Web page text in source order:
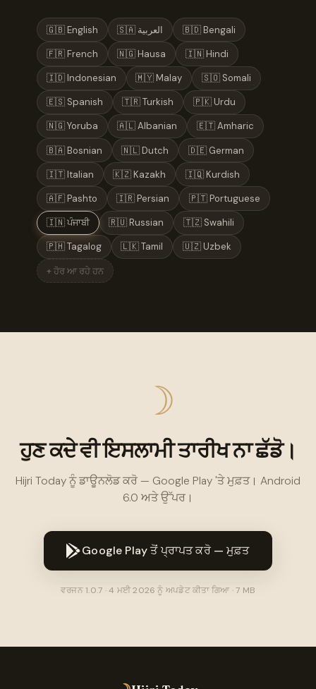
🇬🇧 English 🇸🇦 العربية 🇧🇩 Bengali
🇫🇷 French 🇳🇬 Hausa 🇮🇳 Hindi
🇮🇩 Indonesian 🇲🇾 Malay 🇸🇴 Somali
🇪🇸 Spanish 🇹🇷 Turkish 🇵🇰 Urdu
🇳🇬 Yoruba 🇦🇱 Albanian 🇪🇹 Amharic
🇧🇦 Bosnian 🇳🇱 Dutch 🇩🇪 German
🇮🇹 Italian 🇰🇿 Kazakh 🇮🇶 Kurdish
🇦🇫 Pashto 🇮🇷 Persian 🇵🇹 Portuguese
🇮🇳 ਪੰਜਾਬੀ 🇷🇺 Russian 🇹🇿 Swahili
🇵🇭 Tagalog 🇱🇰 Tamil 🇺🇿 Uzbek
+ ਹੋਰ ਆ ਰਹੇ ਹਨ
☽
ਹੁਣ ਕਦੇ ਵੀ ਇਸਲਾਮੀ ਤਾਰੀਖ ਨਾ ਛੱਡੋ।
Hijri Today ਨੂੰ ਡਾਊਨਲੋਡ ਕਰੋ — Google Play 'ਤੇ ਮੁਫ਼ਤ। Android
6.0 ਅਤੇ ਉੱਪਰ।
Google Play ਤੋਂ ਪ੍ਰਾਪਤ ਕਰੋ — ਮੁਫ਼ਤ
ਵਰਜਨ 1.0.7 · 4 ਮਈ 2026 ਨੂੰ ਅਪਡੇਟ ਕੀਤਾ ਗਿਆ · 7 MB